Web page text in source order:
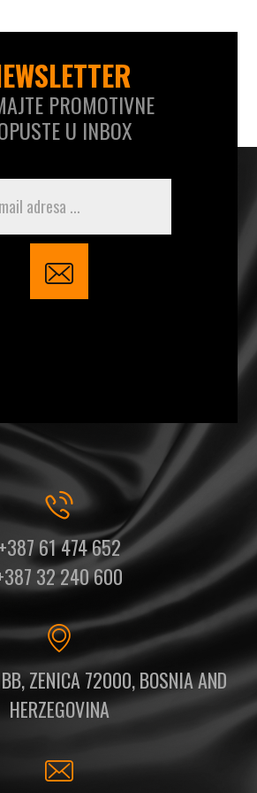
PROMOTIVNE
U INBOX
+387 61 474 652
32 240 600
ZENICA 72000, BOSNIA AND
HERZEGOVINA